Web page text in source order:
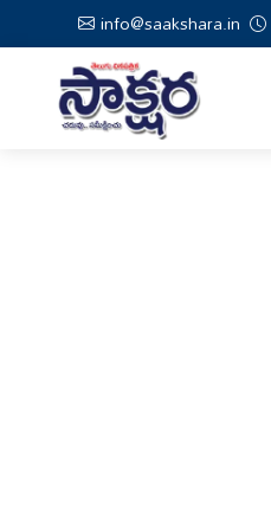
info@saakshara.in